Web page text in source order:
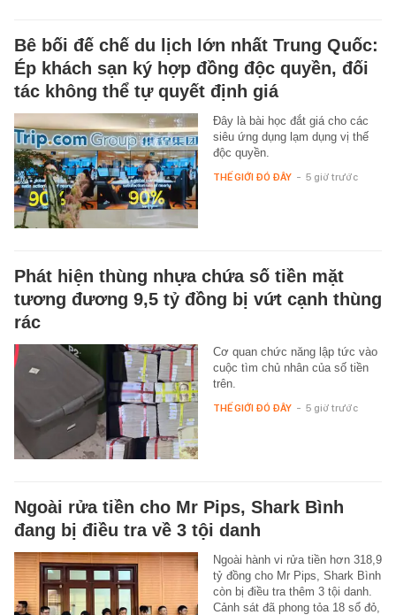
Bê bối đế chế du lịch lớn nhất Trung Quốc:
Ép khách sạn ký hợp đồng độc quyền, đối
tác không thể tự quyết định giá
Đây là bài học đắt giá cho các
siêu ứng dụng lạm dụng vị thế
độc quyền.
THẾ GIỚI ĐÓ ĐÂY - 5 giờ trước
Phát hiện thùng nhựa chứa số tiền mặt
tương đương 9,5 tỷ đồng bị vứt cạnh thùng
rác
Cơ quan chức năng lập tức vào
cuộc tìm chủ nhân của số tiền
trên.
THẾ GIỚI ĐÓ ĐÂY - 5 giờ trước
Ngoài rửa tiền cho Mr Pips, Shark Bình
đang bị điều tra về 3 tội danh
Ngoài hành vi rửa tiền hơn 318,9
tỷ đồng cho Mr Pips, Shark Bình
còn bị điều tra thêm 3 tội danh.
Cảnh sát đã phong tỏa 18 sổ đỏ,